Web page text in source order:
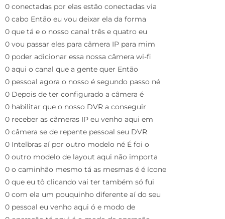
0 conectadas por elas estão conectadas via
0 cabo Então eu vou deixar ela da forma
0 que tá e o nosso canal três e quatro eu
0 vou passar eles para câmera IP para mim
0 poder adicionar essa nossa câmera wi-fi
0 aqui o canal que a gente quer Então
0 pessoal agora o nosso é segundo passo né
0 Depois de ter configurado a câmera é
0 habilitar que o nosso DVR a conseguir
0 receber as câmeras IP eu venho aqui em
0 câmera se de repente pessoal seu DVR
0 Intelbras aí por outro modelo né É foi o
0 outro modelo de layout aqui não importa
0 o caminhão mesmo tá as mesmas é é ícone
0 que eu tô clicando vai ter também só fui
0 com ela um pouquinho diferente aí do seu
0 pessoal eu venho aqui ó e modo de